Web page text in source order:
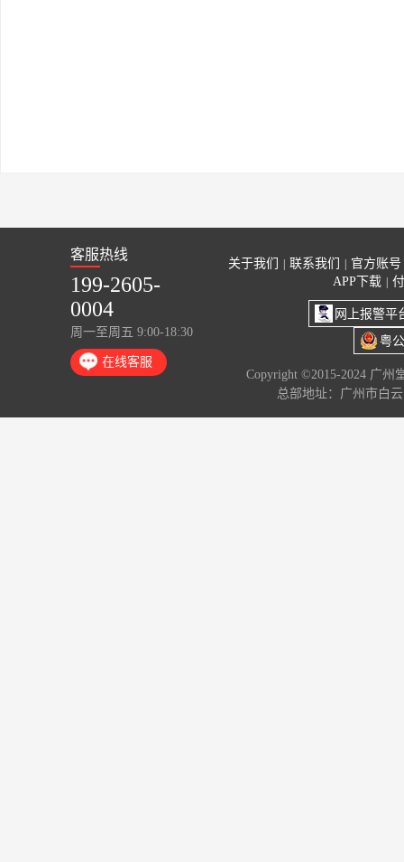
客服热线
199-2605-
0004
周一至周五 9:00-18:30
在线客服
关于我们 联系我们
官方账号
APP下载
网上报警平
粤
Copyright ©2015-2024 广州
总部地址：广州市白